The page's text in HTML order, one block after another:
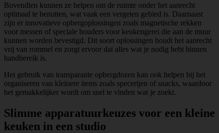
Bovendien kunnen ze helpen om de ruimte onder het aanrecht
optimaal te benutten, wat vaak een vergeten gebied is. Daarnaast
zijn er innovatieve opbergoplossingen zoals magnetische rekken
voor messen of speciale houders voor keukengerei die aan de muur
kunnen worden bevestigd. Dit soort oplossingen houdt het aanrecht
vrij van rommel en zorgt ervoor dat alles wat je nodig hebt binnen
handbereik is.
Het gebruik van transparante opbergdozen kan ook helpen bij het
organiseren van kleinere items zoals specerijen of snacks, waardoor
het gemakkelijker wordt om snel te vinden wat je zoekt.
Slimme apparatuurkeuzes voor een kleine
keuken in een studio